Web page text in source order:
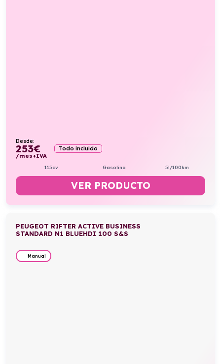
Desde:
253€
/mes+IVA
Todo incluido
115cv Gasolina 5l/100km
VER PRODUCTO
PEUGEOT RIFTER ACTIVE BUSINESS
STANDARD N1 BLUEHDI 100 S&S
Manual